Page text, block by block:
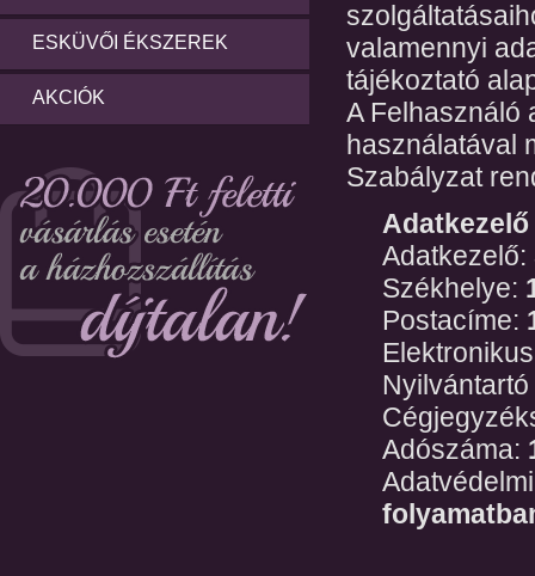
ESKÜVŐI ÉKSZEREK
AKCIÓK
valamennyi
tájékoztató
A Felhasználó
használatával
Szabályzat
Adatkezelő:
Székhelye:
Postacíme:
Adószáma: